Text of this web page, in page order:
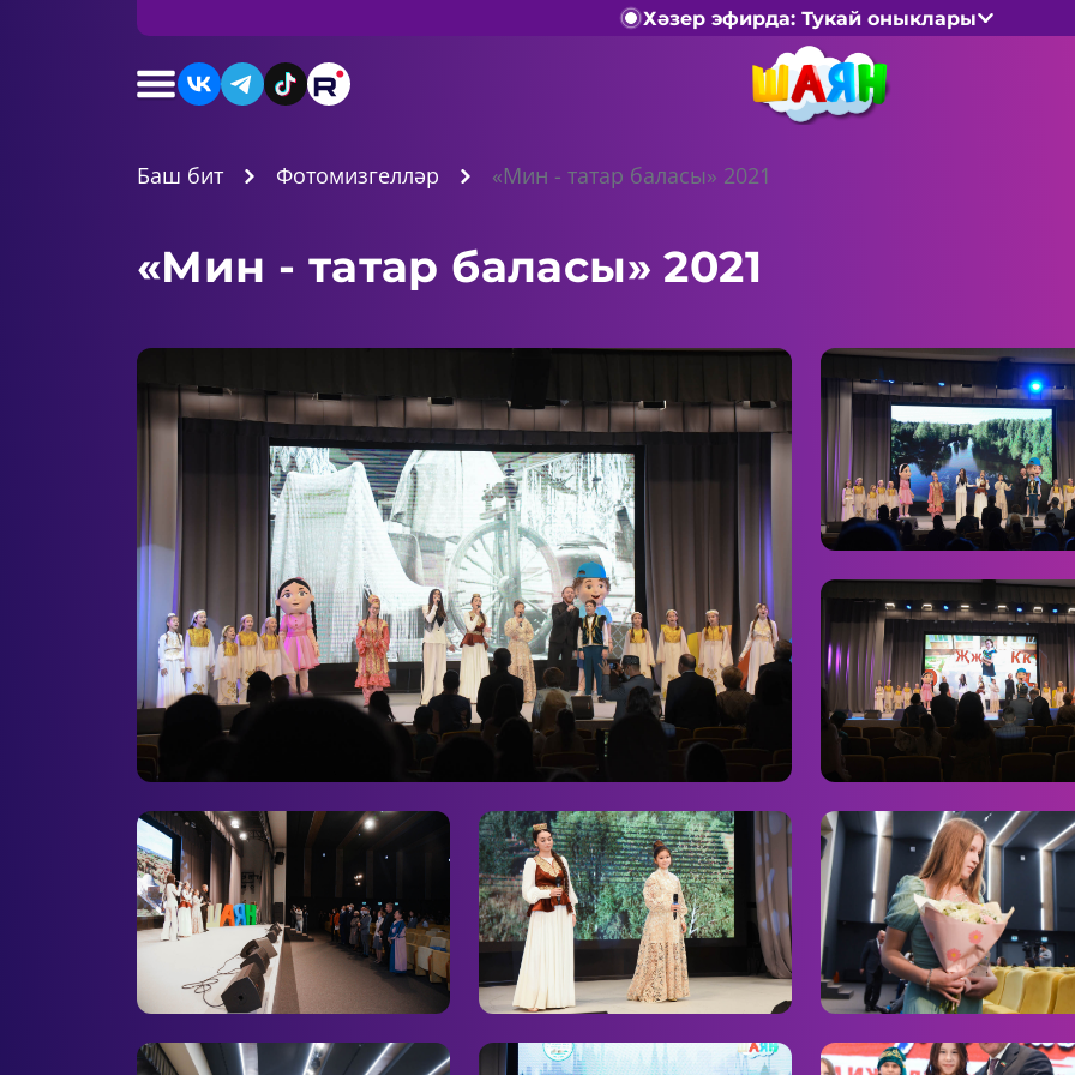
Хәзер эфирда: Тукай оныклары
Баш бит Фотомизгелләр «Мин - татар баласы» 2021
«Мин - татар баласы» 2021